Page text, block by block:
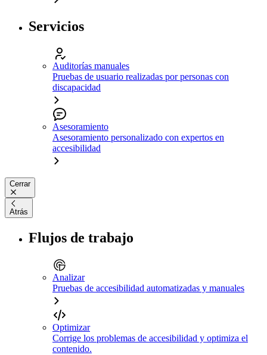
Servicios
Auditorías manuales
Pruebas de usuario realizadas por personas con
discapacidad
Asesoramiento
Asesoramiento personalizado con expertos en
accesibilidad
Cerrar
Atrás
Flujos de trabajo
Analizar
Pruebas de accesibilidad automatizadas y manuales
Optimizar
Corrige los problemas de accesibilidad y optimiza el
contenido.